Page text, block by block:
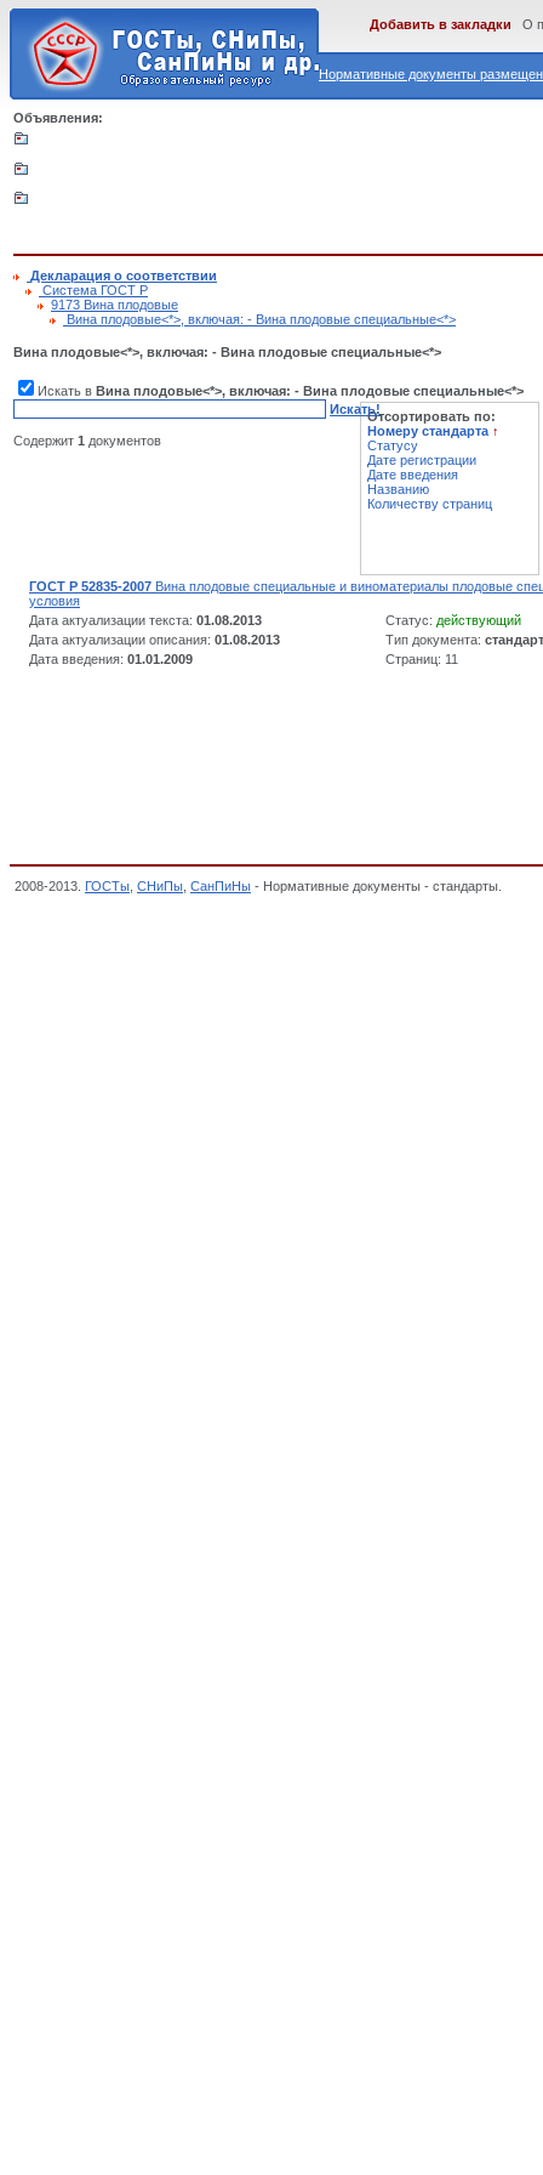
Нормативные документы
Добавить в закладки О
Объявления:
Декларация о соответствии
Cистема ГОСТ Р
9173 Вина плодовые
Вина плодовые<*>, включая: - Вина плодовые специальные<*>
Вина плодовые<*>, включая: - Вина плодовые специальные<*>
Искать в Вина плодовые<*>, включая: - Вина плодовые специальные<*>
Искать!
Содержит 1 документов
Отсортировать по:
Номеру стандарта ↑
Статусу
Дате регистрации
Дате введения
Названию
Количеству страниц
ГОСТ Р 52835-2007 Вина плодовые специальные и виноматериалы плодовые
условия
Дата актуализации текста: 01.08.2013 Статус: действующий
Дата актуализации описания: 01.08.2013 Тип документа: стандарт
Дата введения: 01.01.2009 Страниц: 11
2008-2013. ГОСТы СНиПы СанПиНы - Нормативные документы - стандарты.